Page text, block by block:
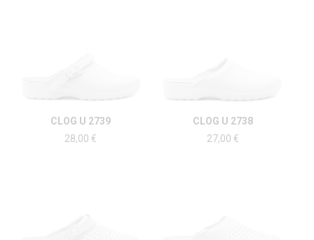
CLOG U 2739
28,00 €
CLOG U 2738
27,00 €